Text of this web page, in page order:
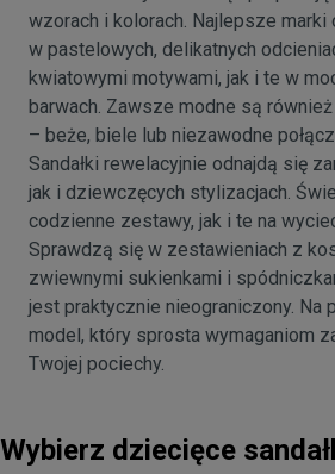
wzorach i kolorach. Najlepsze
w pastelowych, delikatnych
kwiatowymi motywami, jak i te w
barwach. Zawsze modne są
– beże, biele lub niezawodne
Sandałki rewelacyjnie odnajdą się
jak i dziewczęcych stylizacjach.
codzienne zestawy, jak i te na
Sprawdzą się w zestawieniach z
zwiewnymi sukienkami i
jest praktycznie nieograniczony. Na
model, który sprosta wymaganiom
Twojej pociechy.
Wybierz dziecięce